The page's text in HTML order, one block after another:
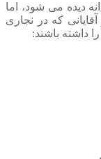
دیده می شود، اما
که در نجاری
داشته باشند: